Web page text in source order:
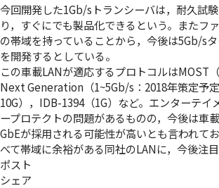
今回開発した1Gb/sトランシーバは，耐久試
り，すぐにでも製品化できるという。またフ
の帯域を持っていることから，今後は5Gb/s
を開発するとしている。
この車載LANが適応するプロトコルはMOST
Next Generation（1~5Gb/s：2018年策定予定
10G），IDB-1394（1G）など。エンターテイ
ープロテクトの問題があるものの，今後は車
GbEが採用される可能性が高いとも言われて
べて帯域に余裕がある同社のLANに，今後注目
ポスト
シェア